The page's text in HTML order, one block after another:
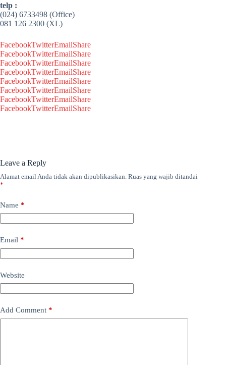
telp :
(024) 6733498 (Office)
081 126 2300 (XL)
FacebookTwitterEmailShare
FacebookTwitterEmailShare
FacebookTwitterEmailShare
FacebookTwitterEmailShare
FacebookTwitterEmailShare
FacebookTwitterEmailShare
FacebookTwitterEmailShare
FacebookTwitterEmailShare
Leave a Reply
Alamat email Anda tidak akan dipublikasikan. Ruas yang wajib ditandai
*
Name *
Email *
Website
Add Comment *